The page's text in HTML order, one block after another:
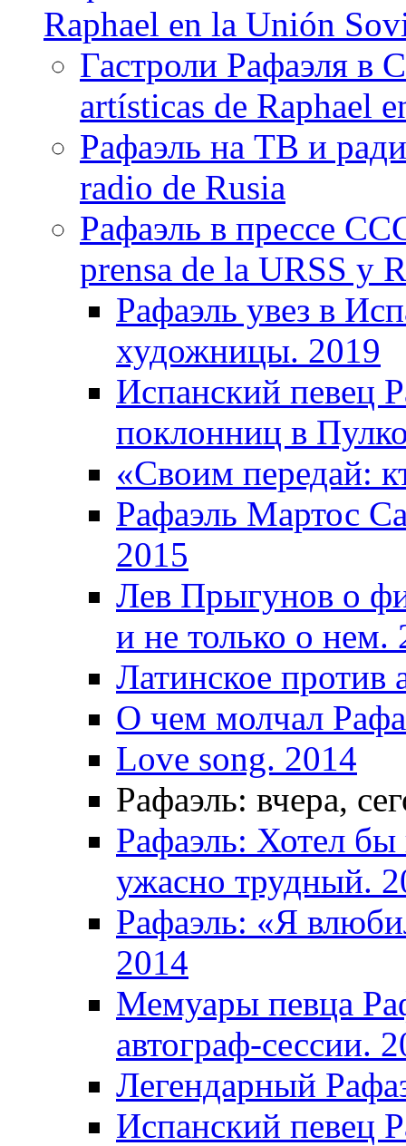
Raphael en la Unión
Гастроли Рафаэля в
artísticas de Raphael
Рафаэль на ТВ и
radio de Rusia
Рафаэль в прессе
prensa de la URSS y
Рафаэль увез в
художницы. 2019
Испанский певец
поклонниц в
«Своим передай:
Рафаэль Мартос
2015
Лев Прыгунов о
и не только о нем.
Латинское против
О чем молчал
Love song. 2014
Рафаэль: вчера,
Рафаэль: Хотел
ужасно трудный.
Рафаэль: «Я
2014
Мемуары певца
автограф-сессии.
Легендарный
Испанский певец